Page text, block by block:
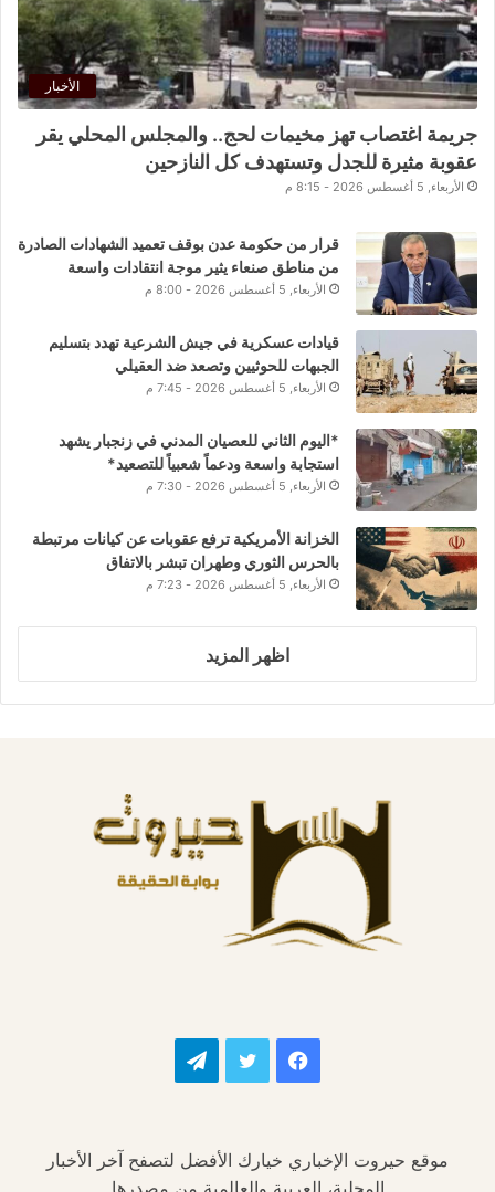
الأخبار
جريمة اغتصاب تهز مخيمات لحج.. والمجلس المحلي يقر
عقوبة مثيرة للجدل وتستهدف كل النازحين
الأربعاء, 5 أغسطس 2026 - 8:15 م
قرار من حكومة عدن بوقف تعميد الشهادات الصادرة
من مناطق صنعاء يثير موجة انتقادات واسعة
الأربعاء, 5 أغسطس 2026 - 8:00 م
قيادات عسكرية في جيش الشرعية تهدد بتسليم
الجبهات للحوثيين وتصعد ضد العقيلي
الأربعاء, 5 أغسطس 2026 - 7:45 م
*اليوم الثاني للعصيان المدني في زنجبار يشهد
استجابة واسعة ودعماً شعبياً للتصعيد*
الأربعاء, 5 أغسطس 2026 - 7:30 م
الخزانة الأمريكية ترفع عقوبات عن كيانات مرتبطة
بالحرس الثوري وطهران تبشر بالاتفاق
الأربعاء, 5 أغسطس 2026 - 7:23 م
اظهر المزيد
فيسبوك تويتر تيلقرام
موقع حيروت الإخباري خيارك الأفضل لتصفح آخر الأخبار